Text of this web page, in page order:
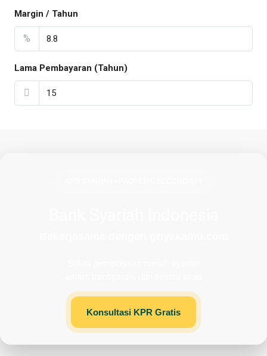
Margin / Tahun
%
Lama Pembayaran (Tahun)
Konsultasi KPR Gratis